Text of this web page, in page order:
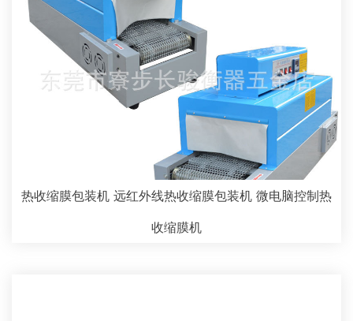
热收缩膜包装机 远红外线热收缩膜包装机 微电脑控制热
收缩膜机